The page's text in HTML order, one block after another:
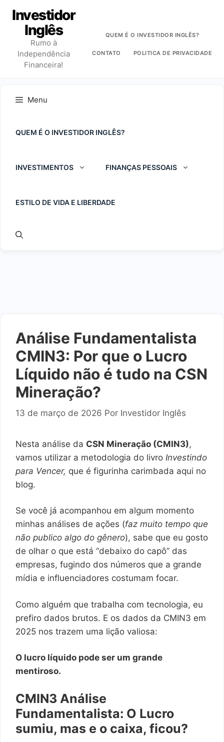
para
conteúdo
Investidor
Inglês
Rumo à
Independência
Financeira!
QUEM É O INVESTIDOR INGLÊS?
CONTATO POLITICA DE PRIVACIDADE
Menu
QUEM É O INVESTIDOR INGLÊS?
INVESTIMENTOS FINANÇAS PESSOAIS
ESTILO DE VIDA E LIBERDADE
Análise Fundamentalista
CMIN3: Por que o Lucro
Líquido não é tudo na CSN
Mineração?
13 de março de 2026 Por Investidor Inglês
Nesta análise da CSN Mineração (CMIN3),
vamos utilizar a metodologia do livro Investindo
para Vencer, que é figurinha carimbada aqui no
blog.
Se você já acompanhou em algum momento
minhas análises de ações (faz muito tempo que
não publico algo do gênero), sabe que eu gosto
de olhar o que está “debaixo do capô” das
empresas, fugindo dos números que a grande
mídia e influenciadores costumam focar.
Como alguém que trabalha com tecnologia, eu
prefiro dados brutos. E os dados da CMIN3 em
2025 nos trazem uma lição valiosa:
O lucro líquido pode ser um grande
mentiroso.
CMIN3 Análise
Fundamentalista: O Lucro
sumiu, mas e o caixa, ficou?